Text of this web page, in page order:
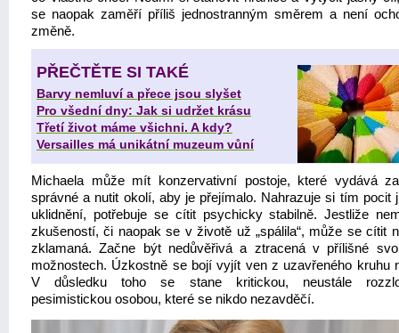
se naopak zaměří příliš jednostranným směrem a není
změně.
PŘEČTĚTE SI TAKÉ
Barvy nemluví a přece jsou slyšet
Pro všední dny: Jak si udržet krásu
Třetí život máme všichni. A kdy?
Versailles má unikátní muzeum vůní
Michaela může mít konzervativní postoje, které vydává
správné a nutit okolí, aby je přejímalo. Nahrazuje si tím pocit
uklidnění, potřebuje se cítit psychicky stabilně. Jestliže
zkušeností, či naopak se v životě už „spálila“, může se cítit
zklamaná. Začne být nedůvěřivá a ztracená v přílišné
možnostech. Úzkostně se bojí vyjít ven z uzavřeného kruhu
V důsledku toho se stane kritickou, neustále
pesimistickou osobou, které se nikdo nezavděčí.